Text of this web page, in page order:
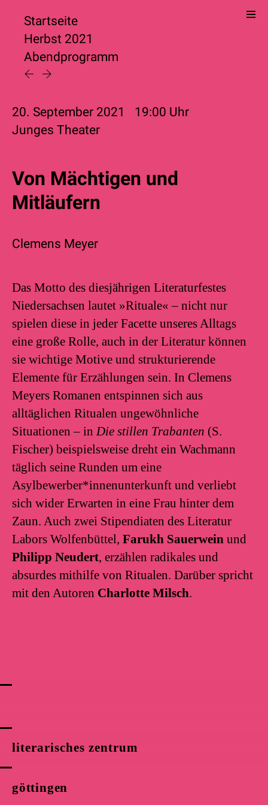
literarisches zentrum
göttingen
Startseite
Herbst 2021
Abendprogramm
20. September 2021 19:00 Uhr
Junges Theater
Von Mächtigen und
Mitläufern
Clemens Meyer
Das Motto des diesjährigen Literaturfestes
Niedersachsen lautet »Rituale« – nicht nur
spielen diese in jeder Facette unseres Alltags
eine große Rolle, auch in der Literatur können
sie wichtige Motive und strukturierende
Elemente für Erzählungen sein. In Clemens
Meyers Romanen entspinnen sich aus
alltäglichen Ritualen ungewöhnliche
Situationen – in Die stillen Trabanten (S.
Fischer) beispielsweise dreht ein Wachmann
täglich seine Runden um eine
Asylbewerber*innenunterkunft und verliebt
sich wider Erwarten in eine Frau hinter dem
Zaun. Auch zwei Stipendiaten des Literatur
Labors Wolfenbüttel, Farukh Sauerwein und
Philipp Neudert, erzählen radikales und
absurdes mithilfe von Ritualen. Darüber spricht
mit den Autoren Charlotte Milsch.